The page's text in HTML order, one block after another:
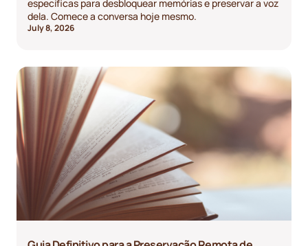
específicas para desbloquear memórias e preservar a voz
dela. Comece a conversa hoje mesmo.
July 8, 2026